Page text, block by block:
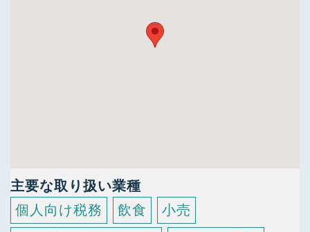
主要な取り扱い業種
個人向け税務
飲食
小売